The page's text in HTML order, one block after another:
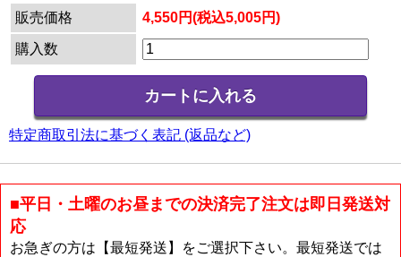
販売価格 4,550円(税込5,005円)
購入数
特定商取引法に基づく表記 (返品など)
■平日・土曜のお昼までの決済完了注文は即日発送対
応
お急ぎの方は【最短発送】をご選択下さい。最短発送では